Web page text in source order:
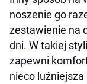
noszenie go
zestawienie na
dni. W takiej
zapewni
nieco